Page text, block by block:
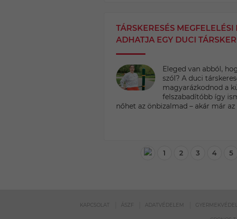
TÁRSKERESÉS
ADHATJA EGY DUCI
Eleged van abból,
szól? A duci
magyarázkodnod a
felszabadítóbb így
nőhet az önbizalmad – akár már az
1 2 3 4 5
KAPCSOLAT ÁSZF ADATVÉDELEM